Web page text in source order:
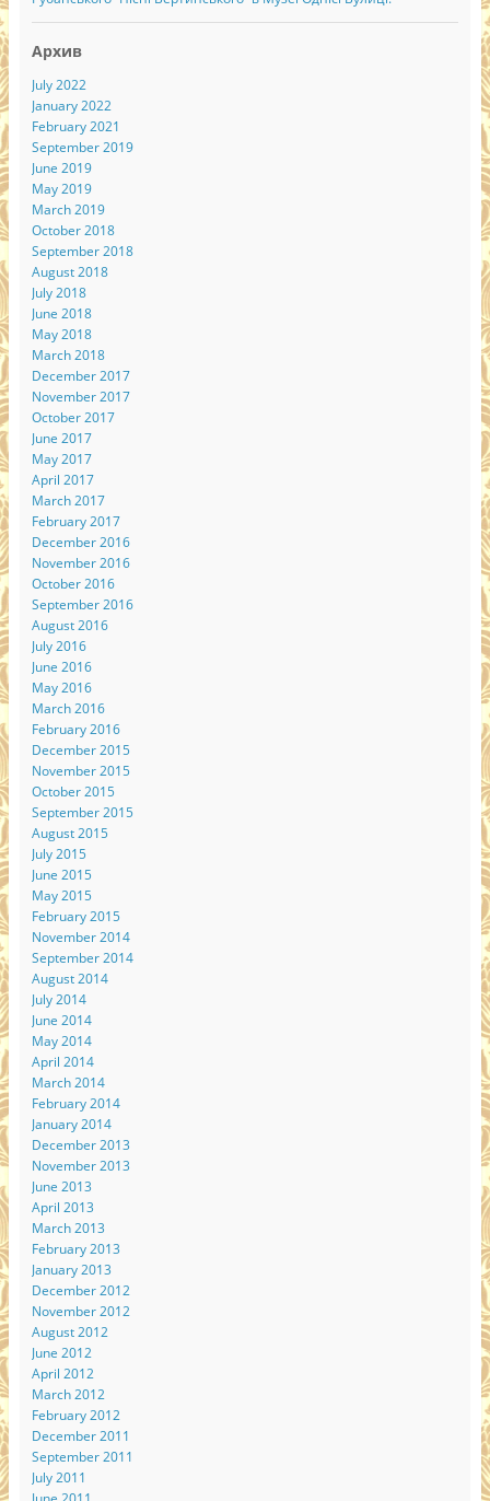
Архив
July 2022
January 2022
February 2021
September 2019
June 2019
May 2019
March 2019
October 2018
September 2018
August 2018
July 2018
June 2018
May 2018
March 2018
December 2017
November 2017
October 2017
June 2017
May 2017
April 2017
March 2017
February 2017
December 2016
November 2016
October 2016
September 2016
August 2016
July 2016
June 2016
May 2016
March 2016
February 2016
December 2015
November 2015
October 2015
September 2015
August 2015
July 2015
June 2015
May 2015
February 2015
November 2014
September 2014
August 2014
July 2014
June 2014
May 2014
April 2014
March 2014
February 2014
January 2014
December 2013
November 2013
June 2013
April 2013
March 2013
February 2013
January 2013
December 2012
November 2012
August 2012
June 2012
April 2012
March 2012
February 2012
December 2011
September 2011
July 2011